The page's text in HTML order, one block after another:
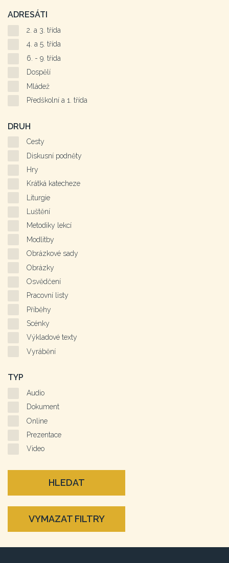
ADRESÁTI
2. a 3. třída
4. a 5. třída
6. - 9. třída
Dospělí
Mládež
Předškolní a 1. třída
DRUH
Cesty
Diskusní podněty
Hry
Krátká katecheze
Liturgie
Luštění
Metodiky lekcí
Modlitby
Obrázkové sady
Obrázky
Osvědčení
Pracovní listy
Příběhy
Scénky
Výkladové texty
Vyrábění
TYP
Audio
Dokument
Online
Prezentace
Video
HLEDAT
VYMAZAT FILTRY